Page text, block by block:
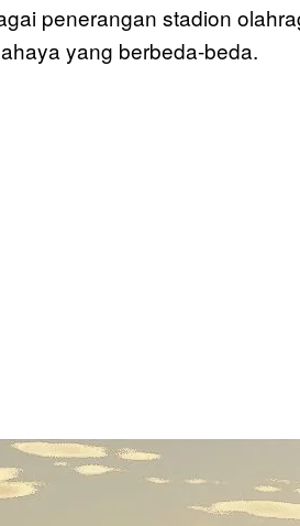
penerangan stadion
yang berbeda-beda.